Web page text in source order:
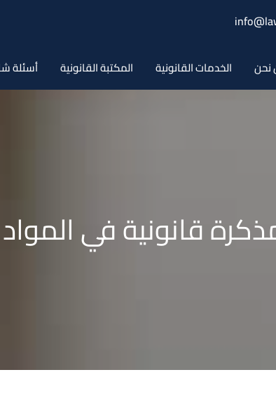
الخدمات القانونية المكتبة القانونية أسئلة
قانونية في المواد